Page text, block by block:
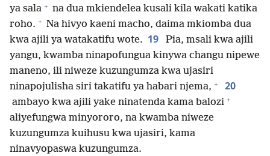
ya sala + na dua mkiendelea kusali kila wakati katika
roho. + Na hivyo kaeni macho, daima mkiomba dua
kwa ajili ya watakatifu wote. 19
Pia, msali kwa ajili
yangu, kwamba ninapofungua kinywa changu nipewe
maneno, ili niweze kuzungumza kwa ujasiri
ninapojulisha siri takatifu ya habari njema, + 20
ambayo kwa ajili yake ninatenda kama balozi +
aliyefungwa minyororo, na kwamba niweze
kuzungumza kuihusu kwa ujasiri, kama
ninavyopaswa kuzungumza.